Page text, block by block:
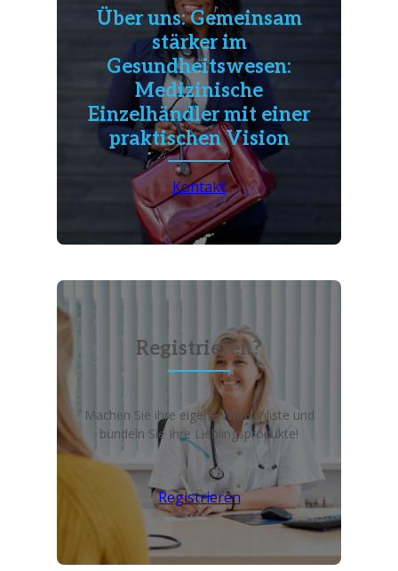
Über uns: Gemeinsam
stärker im
Gesundheitswesen:
Medizinische
Einzelhändler mit einer
praktischen Vision
Kontakt
Registrieren?
Machen Sie ihre eigene Wunschliste und
bündeln Sie Ihre Lieblingsprodukte!
Registrieren